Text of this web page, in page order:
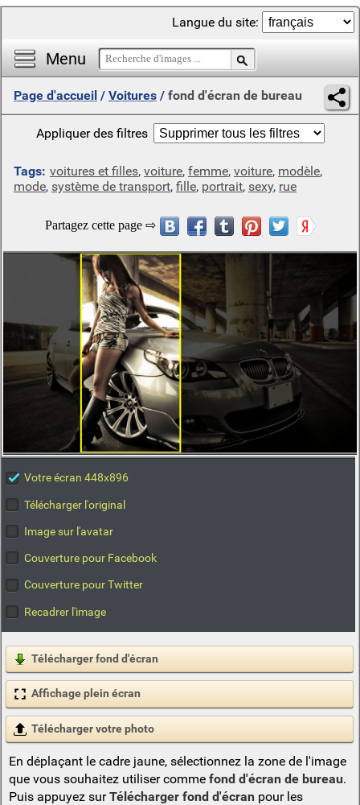
Menu
Langue du site:
Page d'accueil / Voitures / fond d'écran de bureau
Appliquer des filtres
Tags: voitures et filles, voiture, femme, voiture, modèle,
mode, système de transport, fille, portrait, sexy, rue
Votre écran 448x896
Télécharger l'original
Image sur l'avatar
Couverture pour Facebook
Couverture pour Twitter
Recadrer l'image
Télécharger fond d'écran
Affichage plein écran
Télécharger votre photo
En déplaçant le cadre jaune, sélectionnez la zone de l'image
que vous souhaitez utiliser comme fond d'écran de bureau.
Puis appuyez surTélécharger fond d'écranpour les